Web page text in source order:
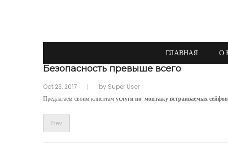
ГЛАВНАЯ О
Безопасность превыше всего
Oct 23, 2017 by Super User
Предлагаем своим клиентам услуги по монтажу встраиваемых сейфов
Prev